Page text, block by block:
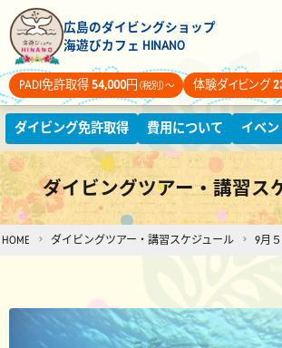
広島のダイビングショップ
海遊びカフェ HINANO
PADI免許取得54,000円 （税別）～ 体験ダイビング
ダイビング免許取得 費用について イベ
ダイビングツアー・講習ス
HOME ダイビングツアー・講習スケジュール 9月